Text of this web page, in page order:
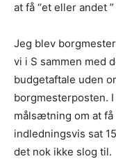
at få “et eller andet
Jeg blev
vi i S sammen med
budgetaftale uden
borgmesterposten.
målsætning om at
indledningsvis sat
det nok ikke slog til.